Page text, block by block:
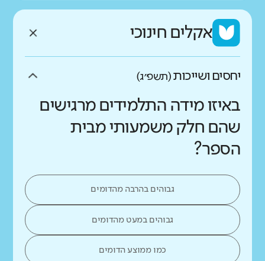
אקלים חינוכי
יחסים ושייכות(תשפ״ג)
באיזו מידה התלמידים מרגישים
שהם חלק משמעותי מבית
הספר?
גבוהים בהרבה מהדומים
גבוהים במעט מהדומים
כמו ממוצע הדומים